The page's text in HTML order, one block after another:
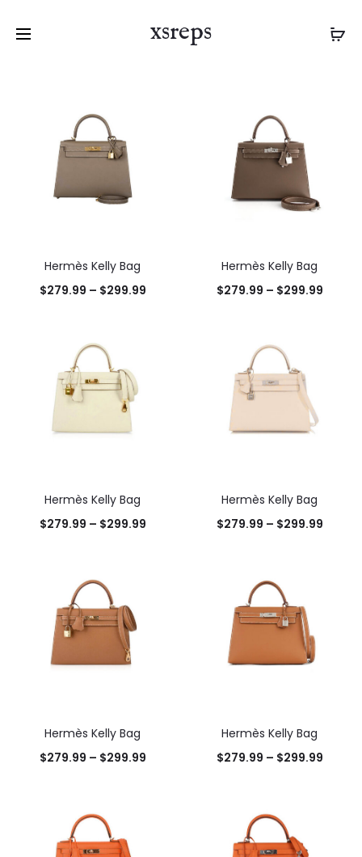
xsreps
Hermès Kelly Bag
$279.99 – $299.99
Hermès Kelly Bag
$279.99 – $299.99
Hermès Kelly Bag
$279.99 – $299.99
Hermès Kelly Bag
$279.99 – $299.99
Hermès Kelly Bag
$279.99 – $299.99
Hermès Kelly Bag
$279.99 – $299.99